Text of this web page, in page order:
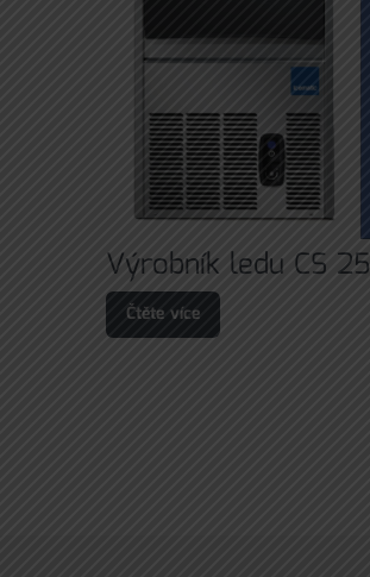
Výrobník ledu CS 25
Čtěte více